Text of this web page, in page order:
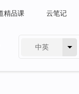
精品课 云笔记
中英